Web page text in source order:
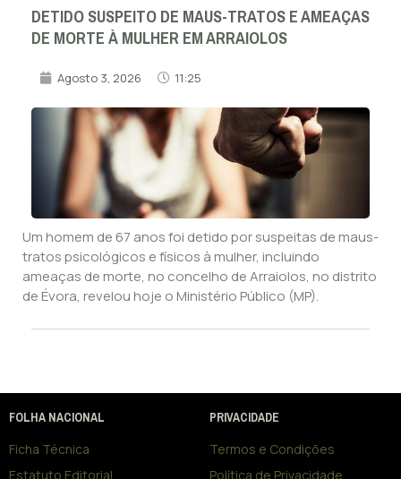
DETIDO SUSPEITO DE MAUS-TRATOS E AMEAÇAS
DE MORTE À MULHER EM ARRAIOLOS
Agosto 3, 2026 11:25
Um homem de 67 anos foi detido por suspeitas de maus-
tratos psicológicos e físicos à mulher, incluindo
ameaças de morte, no concelho de Arraiolos, no distrito
de Évora, revelou hoje o Ministério Público (MP).
FOLHA NACIONAL
Ficha Técnica
Estatuto Editorial
PRIVACIDADE
Termos e Condições
Política de Privacidade